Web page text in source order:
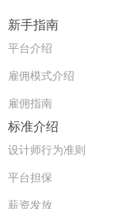
新手指南
平台介绍
雇佣模式介绍
雇佣指南
标准介绍
设计师行为准则
平台担保
薪资发放